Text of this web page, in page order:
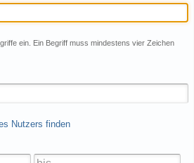
ein. Ein Begriff muss mindestens vier Zeichen
Nutzers finden